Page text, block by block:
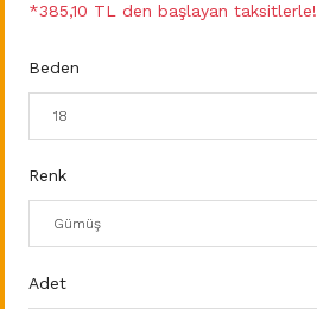
*385,10 TL den başlayan taksitlerle!
Beden
Renk
Adet